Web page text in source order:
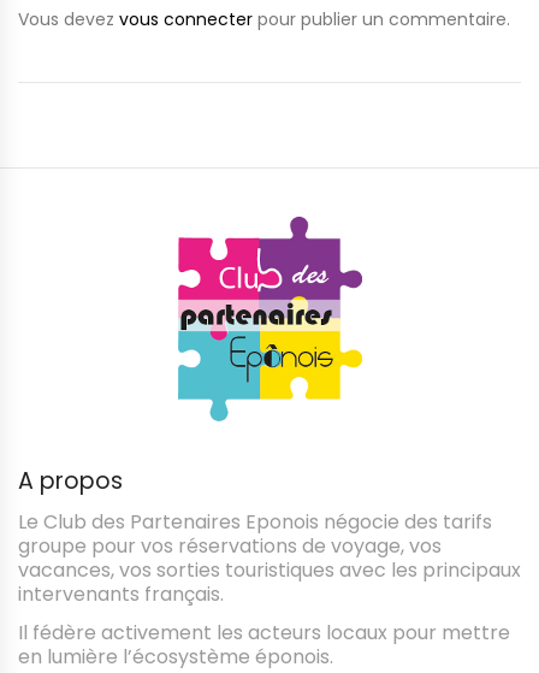
Vous devez vous connecter pour publier un commentaire.
A propos
Le Club des Partenaires Eponois négocie des tarifs
groupe pour vos réservations de voyage, vos
vacances, vos sorties touristiques avec les principaux
intervenants français.
Il fédère activement les acteurs locaux pour mettre
en lumière l’écosystème éponois.